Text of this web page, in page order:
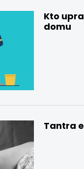
Kto
domu
Tantra